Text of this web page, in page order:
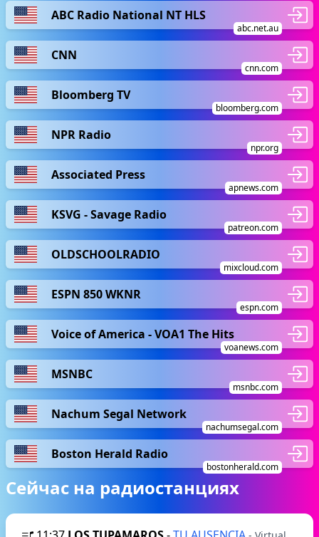
ABC Radio National NT HLS
abc.net.au
CNN
cnn.com
Bloomberg TV
bloomberg.com
NPR Radio
npr.org
Associated Press
apnews.com
KSVG - Savage Radio
patreon.com
OLDSCHOOLRADIO
mixcloud.com
ESPN 850 WKNR
espn.com
Voice of America - VOA1 The Hits
voanews.com
MSNBC
msnbc.com
Nachum Segal Network
nachumsegal.com
Boston Herald Radio
bostonherald.com
Сейчас на радиостанциях